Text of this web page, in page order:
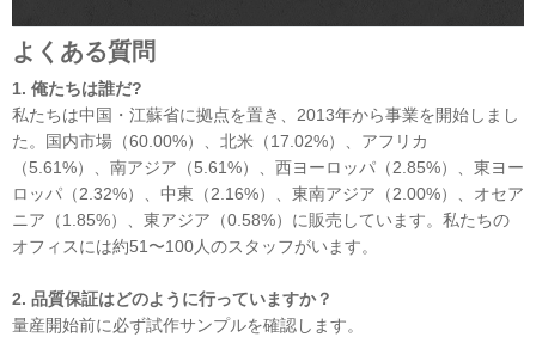
よくある質問
1. 俺たちは誰だ?
私たちは中国・江蘇省に拠点を置き、2013年から事業を開始しまし
た。国内市場（60.00%）、北米（17.02%）、アフリカ
（5.61%）、南アジア（5.61%）、西ヨーロッパ（2.85%）、東ヨー
ロッパ（2.32%）、中東（2.16%）、東南アジア（2.00%）、オセア
ニア（1.85%）、東アジア（0.58%）に販売しています。私たちの
オフィスには約51〜100人のスタッフがいます。
2. 品質保証はどのように行っていますか？
量産開始前に必ず試作サンプルを確認します。